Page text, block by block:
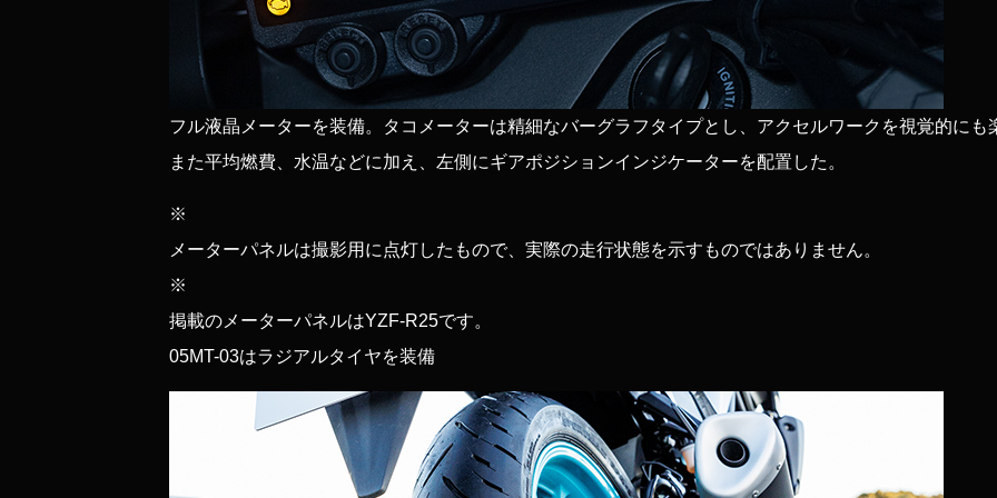
フル液晶メーターを装備。タコメーターは精細なバーグラフタイプとし、アクセルワークを視覚的にも
また平均燃費、水温などに加え、左側にギアポジションインジケーターを配置した。
※
メーターパネルは撮影用に点灯したもので、実際の走行状態を示すものではありません。
※
掲載のメーターパネルはYZF-R25です。
05MT-03はラジアルタイヤを装備